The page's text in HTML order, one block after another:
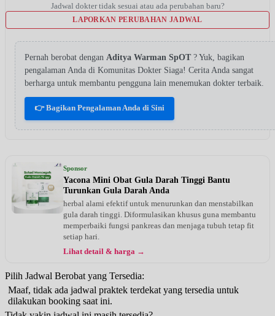
Jadwal dokter tidak sesuai atau ada perubahan baru?
LAPORKAN PERUBAHAN JADWAL
Pernah berobat dengan Aditya Warman SpOT ? Yuk, bagikan
pengalaman Anda di Komunitas Dokter Siaga! Cerita Anda sangat
berharga untuk membantu pengguna lain menemukan dokter terbaik.
👉 Bagikan Pengalaman Anda di Sini
Sponsor
Yacona Mini Obat Gula Darah Tinggi Bantu
Turunkan Gula Darah Anda
herbal alami efektif untuk menurunkan dan menstabilkan
gula darah tinggi. Diformulasikan khusus guna membantu
memperbaiki fungsi pankreas dan menjaga tubuh tetap fit
setiap hari.
Lihat detail & harga →
Pilih Jadwal Berobat yang Tersedia:
Maaf, tidak ada jadwal praktek terdekat yang tersedia untuk
dilakukan booking saat ini.